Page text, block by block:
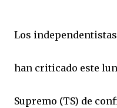
Los
han criticado este
Supremo (TS) de